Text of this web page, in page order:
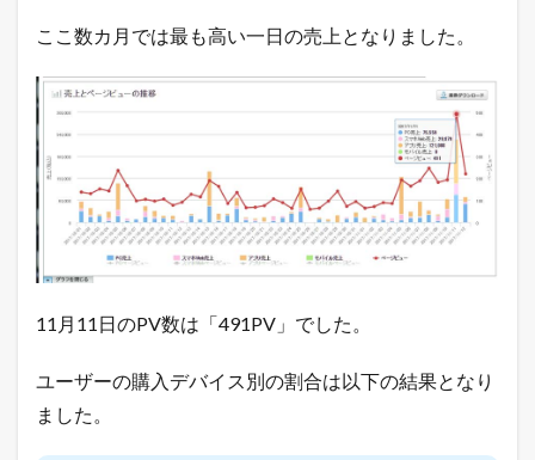
日
で
の
釣
果
｜
月
次
売
年
0
億
円
ここ数カ月では最も高い一日の売上となりました。
11月11日のPV数は「491PV」でした。
ユーザーの購入デバイス別の割合は以下の結果となり
ました。